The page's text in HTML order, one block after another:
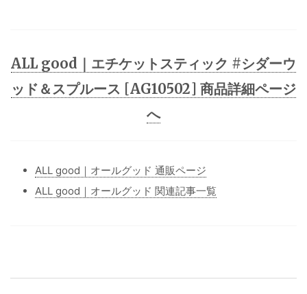
ALL good｜エチケットスティック #シダーウ
ッド＆スプルース [AG10502] 商品詳細ページ
へ
ALL good｜オールグッド 通販ページ
ALL good｜オールグッド 関連記事一覧